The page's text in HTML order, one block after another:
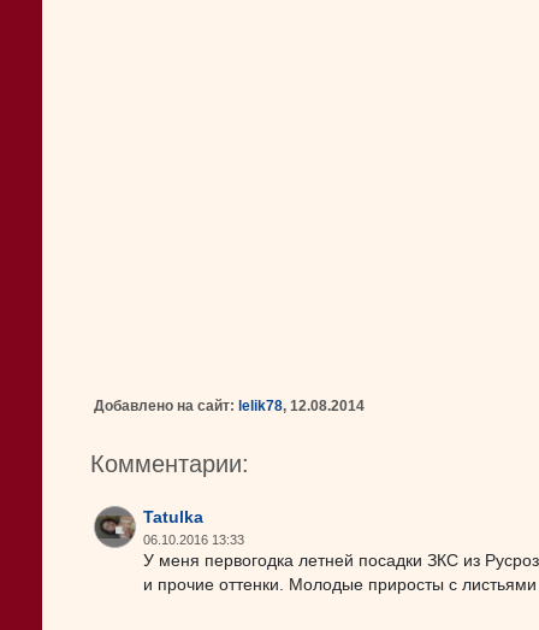
Добавлено на сайт: lelik78, 12.08.2014
Комментарии:
Tatulka
06.10.2016 13:33
У меня первогодка летней посадки ЗКС из
и прочие оттенки. Молодые приросты с листьями